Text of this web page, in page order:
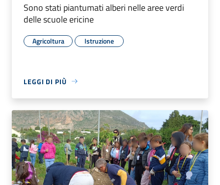
Sono stati piantumati alberi nelle aree verdi
delle scuole ericine
Agricoltura Istruzione
LEGGI DI PIÙ